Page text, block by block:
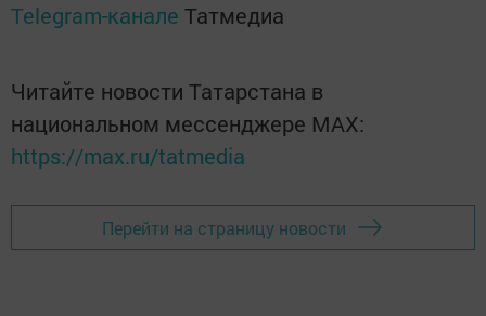
Telegram-канале Татмедиа
Читайте новости Татарстана в
национальном мессенджере MАХ:
https://max.ru/tatmedia
Перейти на страницу новости